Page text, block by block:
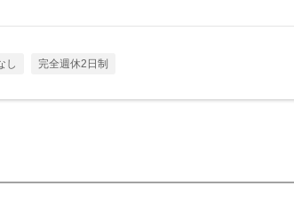
し 完全週休2日制